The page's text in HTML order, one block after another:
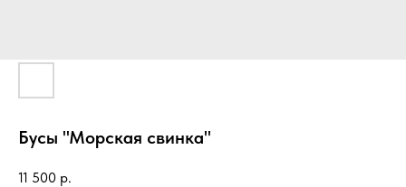
Бусы "Морская свинка"
11 500 р.